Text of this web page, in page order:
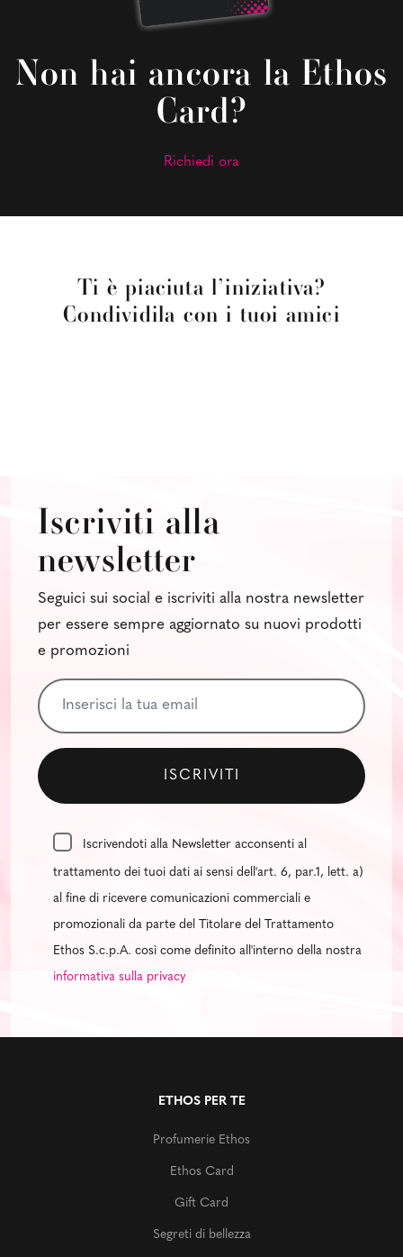
Non hai ancora la Ethos
Card?
Richiedi ora
Ti è piaciuta l’iniziativa?
Condividila con i tuoi amici
Iscriviti alla
newsletter
Seguici sui social e iscriviti alla nostra newsletter
per essere sempre aggiornato su nuovi prodotti
e promozioni
Iscrivendoti alla Newsletter acconsenti al
trattamento dei tuoi dati ai sensi dell'art. 6, par.1, lett. a)
al fine di ricevere comunicazioni commerciali e
promozionali da parte del Titolare del Trattamento
Ethos S.c.p.A. così come definito all'interno della nostra
informativa sulla privacy
ETHOS PER TE
Profumerie Ethos
Ethos Card
Gift Card
Segreti di bellezza